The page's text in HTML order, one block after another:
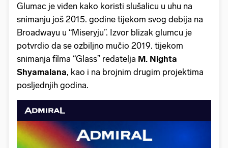
Glumac je viđen kako koristi slušalicu u uhu na
snimanju još 2015. godine tijekom svog debija na
Broadwayu u “Miseryju”. Izvor blizak glumcu je
potvrdio da se ozbiljno mučio 2019. tijekom
snimanja filma “Glass” redatelja M. Nighta
Shyamalana, kao i na brojnim drugim projektima
posljednjih godina.